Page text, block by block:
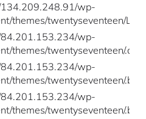
134.209.248.91/wp-
themes/twentyseventeen/
84.201.153.234/wp-
themes/twentyseventeen/.a/
84.201.153.234/wp-
themes/twentyseventeen/.b/
84.201.153.234/wp-
themes/twentyseventeen/.b/